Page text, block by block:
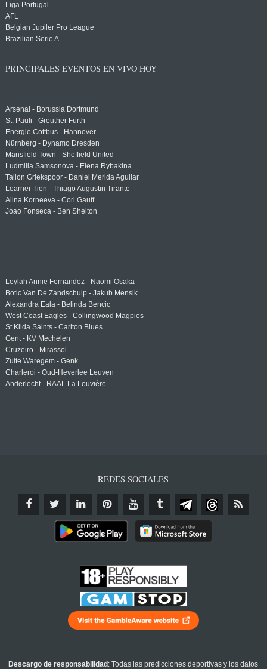
Liga Portugal
AFL
Belgian Jupiler Pro League
Brazilian Serie A
PRINCIPALES EVENTOS EN VIVO HOY
Arsenal - Borussia Dortmund
St. Pauli - Greuther Fürth
Energie Cottbus - Hannover
Nürnberg - Dynamo Dresden
Mansfield Town - Sheffield United
Ludmilla Samsonova - Elena Rybakina
Tallon Griekspoor - Daniel Merida Aguilar
Learner Tien - Thiago Augustin Tirante
Alina Korneeva - Cori Gauff
Joao Fonseca - Ben Shelton
Leylah Annie Fernandez - Naomi Osaka
Botic Van De Zandschulp - Jakub Mensik
Alexandra Eala - Belinda Bencic
West Coast Eagles - Collingwood Magpies
St Kilda Saints - Carlton Blues
Gent - KV Mechelen
Cruzeiro - Mirassol
Zulte Waregem - Genk
Charleroi - Oud-Heverlee Leuven
Anderlecht - RAAL La Louvière
REDES SOCIALES
Descargo de responsabilidad : Todas las predicciones deportivas y los datos